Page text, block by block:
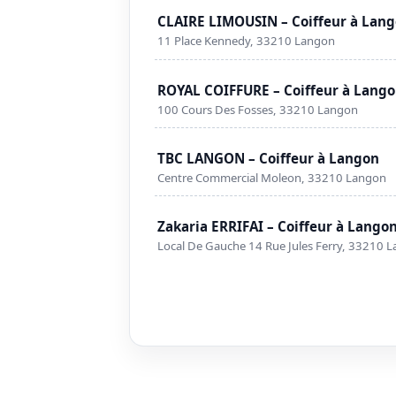
CLAIRE LIMOUSIN – Coiffeur à
11 Place Kennedy, 33210 Langon
ROYAL COIFFURE – Coiffeur à
100 Cours Des Fosses, 33210 Langon
TBC LANGON – Coiffeur à Langon
Centre Commercial Moleon, 33210 Langon
Zakaria ERRIFAI – Coiffeur à Langon
Local De Gauche 14 Rue Jules Ferry, 33210